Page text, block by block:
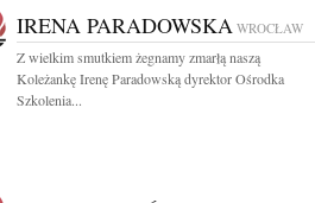
IRENA PARADOWSKA WROCŁAW
Z wielkim smutkiem żegnamy zmarłą naszą
Koleżankę Irenę Paradowską dyrektor Ośrodka
Szkolenia...